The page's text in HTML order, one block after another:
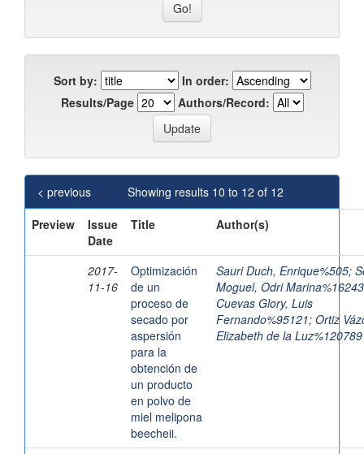
Sort by:
In order:
Results/Page
Authors/Record:
Showing results 10 to 12 of 12
< previous
Preview
Issue
Date
Title Author(s)
2017-
11-16
Optimización
de un
proceso de
secado por
aspersión
para la
obtención de
un producto
en polvo de
miel melipona
beecheii.
Sauri Duch, Enrique%505;
Moguel, Odri
Cuevas Glory, Luis
Fernando%95121; Ortiz
Elizabeth de la Luz%120789